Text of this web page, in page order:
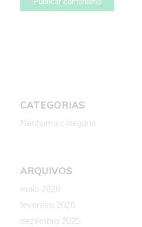
CATEGORIAS
Nenhuma categoria
ARQUIVOS
maio 2026
fevereiro 2026
dezembro 2025